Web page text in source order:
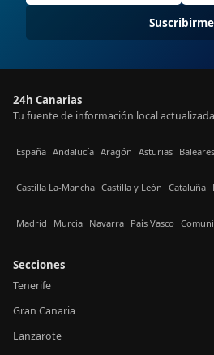
Suscribirme
24h Canarias
Tu fuente de información local
España Andalucía Aragón Asturias Baleares
Castilla La-Mancha Castilla y León Cataluña
Madrid Murcia Navarra País Vasco
Secciones
Tenerife
Gran Canaria
Lanzarote